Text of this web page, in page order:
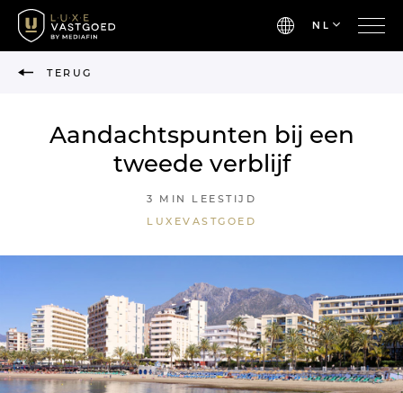
NL
TERUG
Aandachtspunten bij een
tweede verblijf
3 MIN LEESTIJD
LUXEVASTGOED